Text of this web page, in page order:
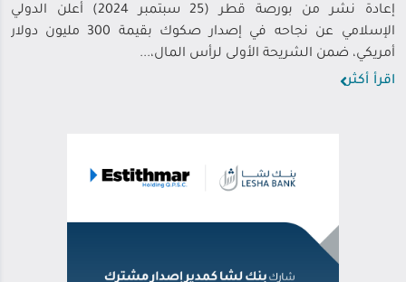
إعادة نشر من بورصة قطر (25 سبتمبر 2024) أعلن الدولي
الإسلامي عن نجاحه في إصدار صكوك بقيمة 300 مليون دولار
أمريكي، ضمن الشريحة الأولى لرأس المال،...
اقرأ أكثر